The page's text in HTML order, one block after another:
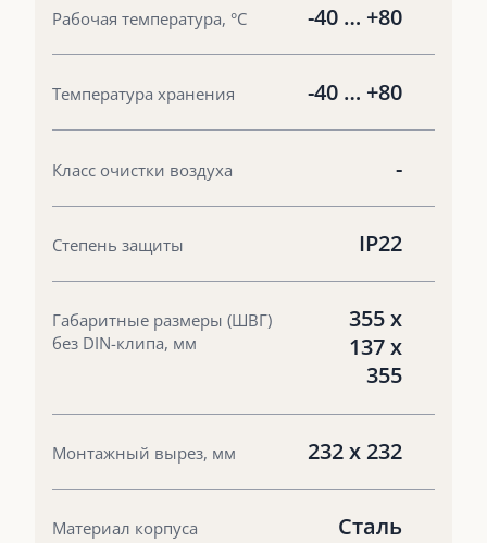
Рабочая температура, °С -40 … +80
Температура хранения -40 … +80
Класс очистки воздуха -
Степень защиты IP22
Габаритные размеры (ШВГ)
без DIN-клипа, мм
355 x
137 x
355
Монтажный вырез, мм 232 х 232
Материал корпуса Сталь